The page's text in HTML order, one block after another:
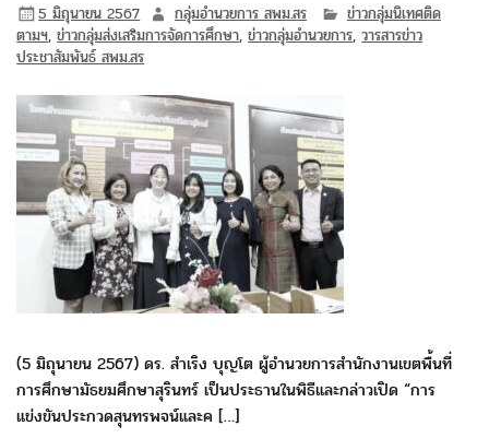
5 มิถุนายน 2567 กลุ่มอำนวยการ สพม.สร
ข่าวกลุ่มนิเทศติด
ตามฯ,ข่าวกลุ่มส่งเสริมการจัดการศึกษา,ข่าวกลุ่มอำนวยการ,วารสารข่าว
ประชาสัมพันธ์ สพม.สร
(5 มิถุนายน 2567) ดร. สำเริง บุญโต ผู้อำนวยการสำนักงานเขตพื้นที่
การศึกษามัธยมศึกษาสุรินทร์ เป็นประธานในพิธีและกล่าวเปิด “การ
แข่งขันประกวดสุนทรพจน์และค […]